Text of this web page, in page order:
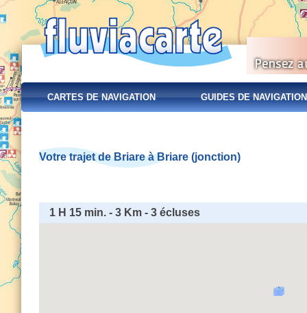
CARTES DE NAVIGATION GUIDES DE NAVIGATION
Votre trajet de Briare à Briare (jonction)
1 H 15 min. - 3 Km - 3 écluses